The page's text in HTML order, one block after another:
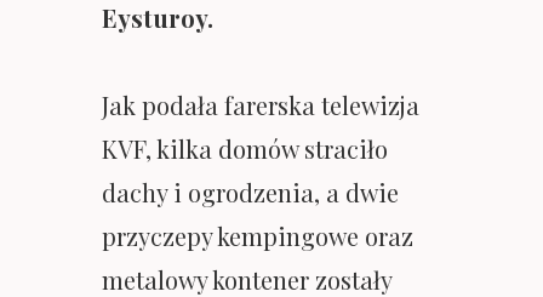
Eysturoy.
Jak podała farerska telewizja
KVF, kilka domów straciło
dachy i ogrodzenia, a dwie
przyczepy kempingowe oraz
metalowy kontener zostały